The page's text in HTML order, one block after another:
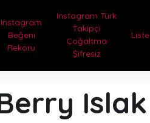
Instagram
Beğeni
Rekoru
Instagram Türk
Takipçi
Çoğaltma
Şifresiz
Liste
Islak